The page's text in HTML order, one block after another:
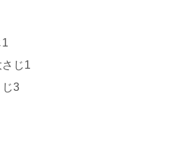
じ1
じ3